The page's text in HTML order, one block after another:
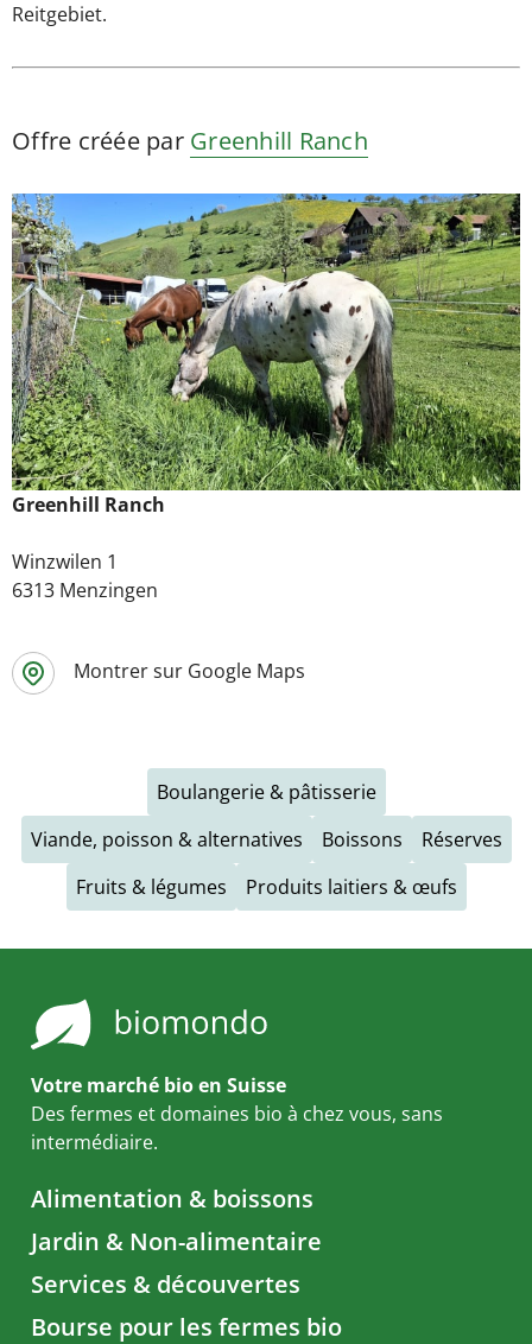
Reitgebiet.
Offre créée par Greenhill Ranch
Greenhill Ranch
Winzwilen 1
6313 Menzingen
Montrer sur Google Maps
Boulangerie & pâtisserie
Viande, poisson & alternatives
Boissons
Réserves
Fruits & légumes
Produits laitiers & œufs
Votre marché bio en Suisse
Des fermes et domaines bio à chez vous, sans
intermédiaire.
Alimentation & boissons
Jardin & Non-alimentaire
Services & découvertes
Bourse pour les fermes bio